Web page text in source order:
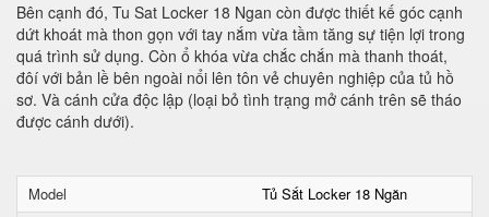
Bên cạnh đó, Tu Sat Locker 18 Ngan còn được thiết kế góc cạnh
dứt khoát mà thon gọn với tay nắm vừa tầm tăng sự tiện lợi trong
quá trình sử dụng. Còn ổ khóa vừa chắc chắn mà thanh thoát,
đôí với bản lề bên ngoài nổi lên tôn vẻ chuyên nghiệp của tủ hồ
sơ. Và cánh cửa độc lập (loại bỏ tình trạng mở cánh trên sẽ tháo
được cánh dưới).
Model
Tủ Sắt Locker 18 Ngăn